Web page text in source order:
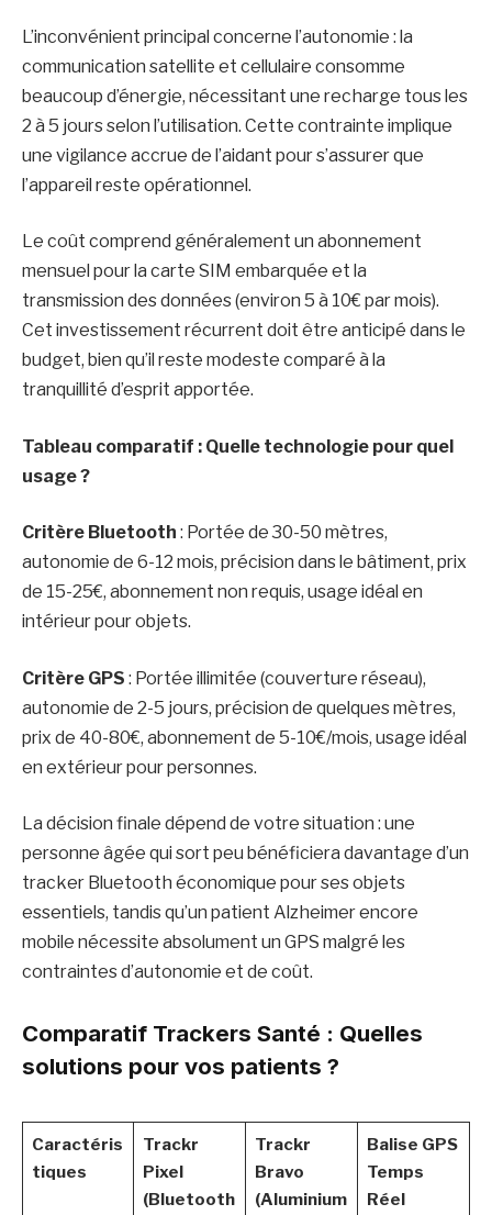
L’inconvénient principal concerne l’autonomie : la
communication satellite et cellulaire consomme
beaucoup d’énergie, nécessitant une recharge tous les
2 à 5 jours selon l’utilisation. Cette contrainte implique
une vigilance accrue de l’aidant pour s’assurer que
l’appareil reste opérationnel.
Le coût comprend généralement un abonnement
mensuel pour la carte SIM embarquée et la
transmission des données (environ 5 à 10€ par mois).
Cet investissement récurrent doit être anticipé dans le
budget, bien qu’il reste modeste comparé à la
tranquillité d’esprit apportée.
Tableau comparatif : Quelle technologie pour quel
usage ?
Critère Bluetooth : Portée de 30-50 mètres,
autonomie de 6-12 mois, précision dans le bâtiment, prix
de 15-25€, abonnement non requis, usage idéal en
intérieur pour objets.
Critère GPS : Portée illimitée (couverture réseau),
autonomie de 2-5 jours, précision de quelques mètres,
prix de 40-80€, abonnement de 5-10€/mois, usage idéal
en extérieur pour personnes.
La décision finale dépend de votre situation : une
personne âgée qui sort peu bénéficiera davantage d’un
tracker Bluetooth économique pour ses objets
essentiels, tandis qu’un patient Alzheimer encore
mobile nécessite absolument un GPS malgré les
contraintes d’autonomie et de coût.
Comparatif Trackers Santé : Quelles
solutions pour vos patients ?
Caractéris
tiques
Trackr
Pixel
(Bluetooth
Trackr
Bravo
(Aluminium
Balise GPS
Temps
Réel